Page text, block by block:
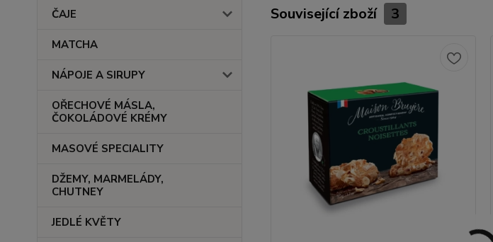
ČAJE
MATCHA
NÁPOJE A SIRUPY
OŘECHOVÉ MÁSLA,
ČOKOLÁDOVÉ KRÉMY
MASOVÉ SPECIALITY
DŽEMY, MARMELÁDY,
CHUTNEY
JEDLÉ KVĚTY
Související zboží 3